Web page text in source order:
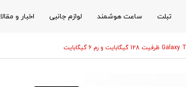
تبلت ساعت هوشمند لوازم جانبی اخبار و